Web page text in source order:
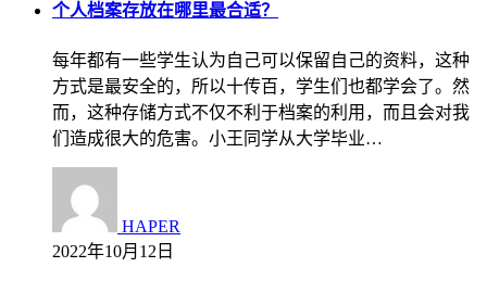
个人档案存放在哪里最合适？
每年都有一些学生认为自己可以保留自己的资料，这种
方式是最安全的，所以十传百，学生们也都学会了。然
而，这种存储方式不仅不利于档案的利用，而且会对我
们造成很大的危害。小王同学从大学毕业…
HAPER
2022年10月12日